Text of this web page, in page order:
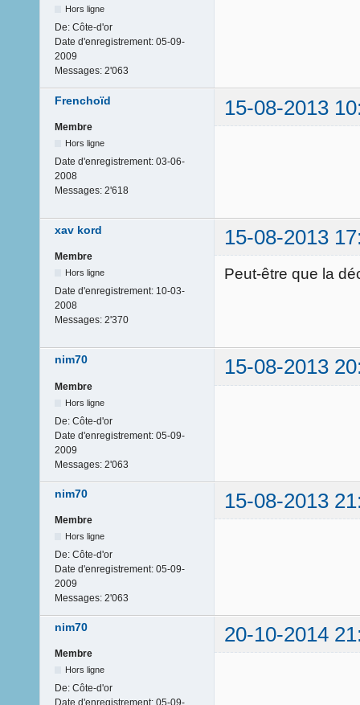
Hors ligne
De: Côte-d'or
Date d'enregistrement: 05-09-
2009
Messages: 2'063
Frenchoïd 15-08-2013
Membre
Hors ligne
Date d'enregistrement: 03-06-
2008
Messages: 2'618
xav kord 15-08-2013
Membre
Hors ligne
Date d'enregistrement: 10-03-
2008
Messages: 2'370
Peut-être que la
nim70 15-08-2013
Membre
Hors ligne
De: Côte-d'or
Date d'enregistrement: 05-09-
2009
Messages: 2'063
nim70 15-08-2013
Membre
Hors ligne
De: Côte-d'or
Date d'enregistrement: 05-09-
2009
Messages: 2'063
nim70 20-10-2014
Membre
Hors ligne
De: Côte-d'or